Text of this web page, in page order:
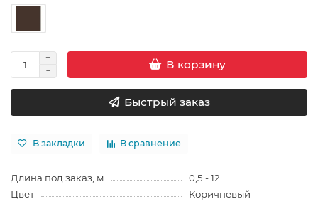
В корзину
Быстрый заказ
В закладки В сравнение
Длина под заказ, м
0,5 - 12
Цвет
Коричневый